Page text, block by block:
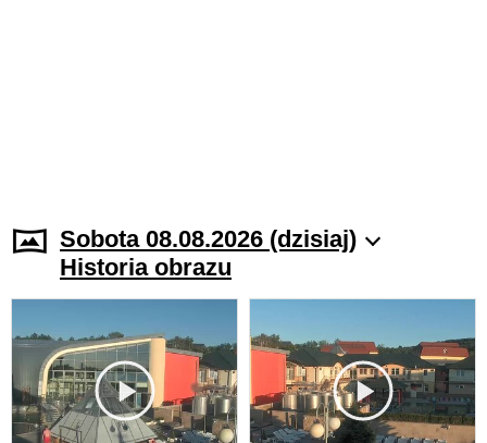
Sobota 08.08.2026 (dzisiaj)
Historia obrazu